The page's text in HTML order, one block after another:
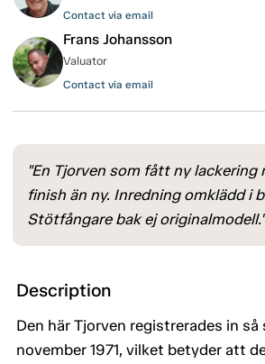
Contact via email
Frans Johansson
Valuator
Contact via email
"En Tjorven som fått ny lackering
finish än ny. Inredning omklädd i
Stötfångare bak ej originalmodell."
Description
Den här Tjorven registrerades in så
november 1971, vilket betyder att